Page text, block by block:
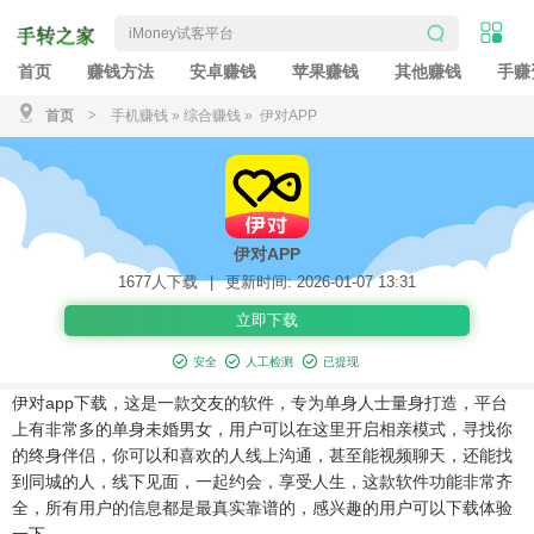
首页 赚钱方法 安卓赚钱 苹果赚钱 其他赚钱 手赚
首页 > 手机赚钱 » 综合赚钱 » 伊对APP
伊对APP
1677人下载 | 更新时间: 2026-01-07 13:31
立即下载
安全 人工检测 已提现
伊对app下载，这是一款交友的软件，专为单身人士量身打造，平台
上有非常多的单身未婚男女，用户可以在这里开启相亲模式，寻找你
的终身伴侣，你可以和喜欢的人线上沟通，甚至能视频聊天，还能找
到同城的人，线下见面，一起约会，享受人生，这款软件功能非常齐
全，所有用户的信息都是最真实靠谱的，感兴趣的用户可以下载体验